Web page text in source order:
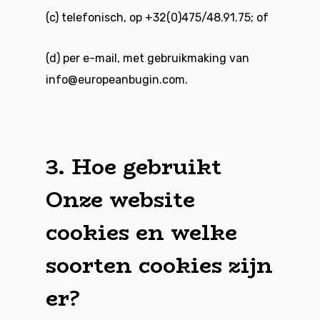
(c) telefonisch, op +32(0)475/48.91.75; of
(d) per e-mail, met gebruikmaking van
info@europeanbugin.com.
3. Hoe gebruikt
Onze website
cookies en welke
soorten cookies zijn
er?